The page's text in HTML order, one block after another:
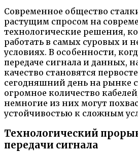
Современное общество
растущим спросом на
технологические решения,
работать в самых суровых и
условиях. В особенности,
передаче сигнала и данных,
качество становятся
сегодняшний день на рынке
огромное количество
немногие из них могут
устойчивостью к сложным
Технологический
передачи сигнала